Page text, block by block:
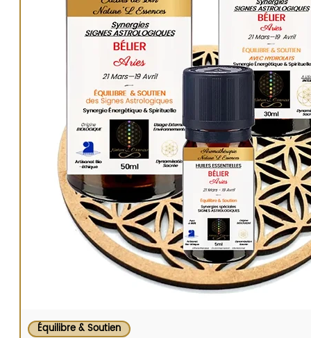
Utilités: Aura, Pratiques énergétiques et
Situations, Hygiène énergétique personnelle et
environnementale.
PAGE ARTICLE : LIEN.
AUTRES ÉLIXIRS:Univers Élixirs de soin LIEN.
Nos produits de soin sont purifiés
bénéficient de nos dynamisations
sacrées.
Méthode Originale Nature'L M. PETIT Ludovic
Équilibre & Soutien